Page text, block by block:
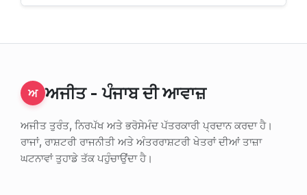
ਅ ਅਜੀਤ - ਪੰਜਾਬ ਦੀ ਆਵਾਜ਼
ਅਜੀਤ ਤੁਰੰਤ, ਨਿਰਪੱਖ ਅਤੇ ਭਰੋਸੇਮੰਦ ਪੱਤਰਕਾਰੀ ਪ੍ਰਦਾਨ ਕਰਦਾ ਹੈ।
ਰਾਜਾਂ, ਰਾਸ਼ਟਰੀ ਰਾਜਨੀਤੀ ਅਤੇ ਅੰਤਰਰਾਸ਼ਟਰੀ ਖੇਤਰਾਂ ਦੀਆਂ ਤਾਜ਼ਾ
ਘਟਨਾਵਾਂ ਤੁਹਾਡੇ ਤੱਕ ਪਹੁੰਚਾਉਂਦਾ ਹੈ।